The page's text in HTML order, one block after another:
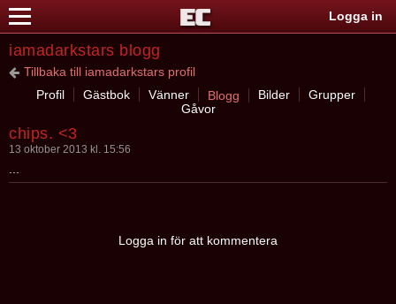
Logga in
iamadarkstars blogg
Tillbaka till iamadarkstars profil
Profil
Gästbok Vänner Blogg Bilder
Grupper
Gåvor
chips. <3
13 oktober 2013 kl. 15:56
Logga in för att kommentera